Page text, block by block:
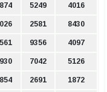
5249 4016
2581 8430
9356 4097
7042 5126
2691 1872